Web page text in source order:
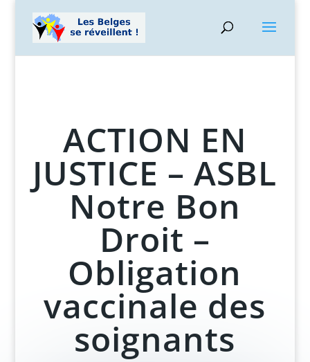
ACTION EN
JUSTICE – ASBL
Notre Bon
Droit –
Obligation
vaccinale des
soignants